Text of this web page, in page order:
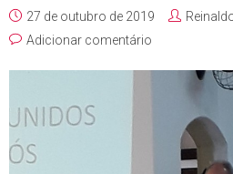
27 de outubro de 2019
Adicionar comentário